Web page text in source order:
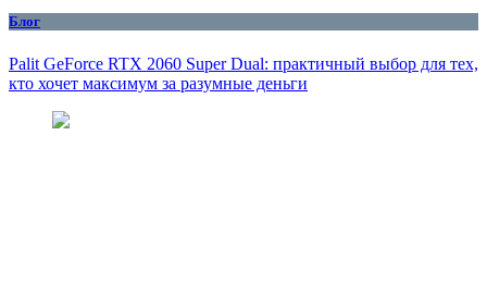
Блог
Palit GeForce RTX 2060 Super Dual: практичный выбор для тех,
кто хочет максимум за разумные деньги